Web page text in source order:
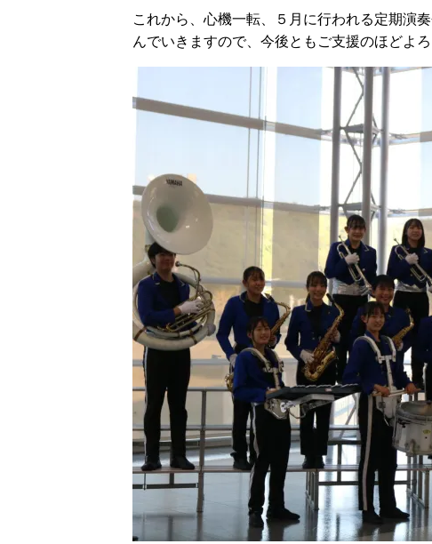
これから、心機一転、５月に行われる定期演
んでいきますので、今後ともご支援のほどよ